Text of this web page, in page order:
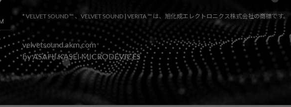
* VELVET SOUND ™ 、VELVET SOUND | VERITA ™ は、旭化成エレクトロニクス株式会社の商標です。
velvetsound.akm.com
by ASAHI KASEI MICRODEVICES